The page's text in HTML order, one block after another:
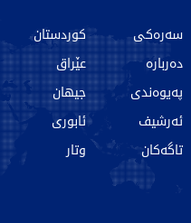
سەرەکی
دەربارە
پەیوەندی
ئەرشیف
تاگەکان
کوردستان
عێراق
جیهان
ئابوری
وتار